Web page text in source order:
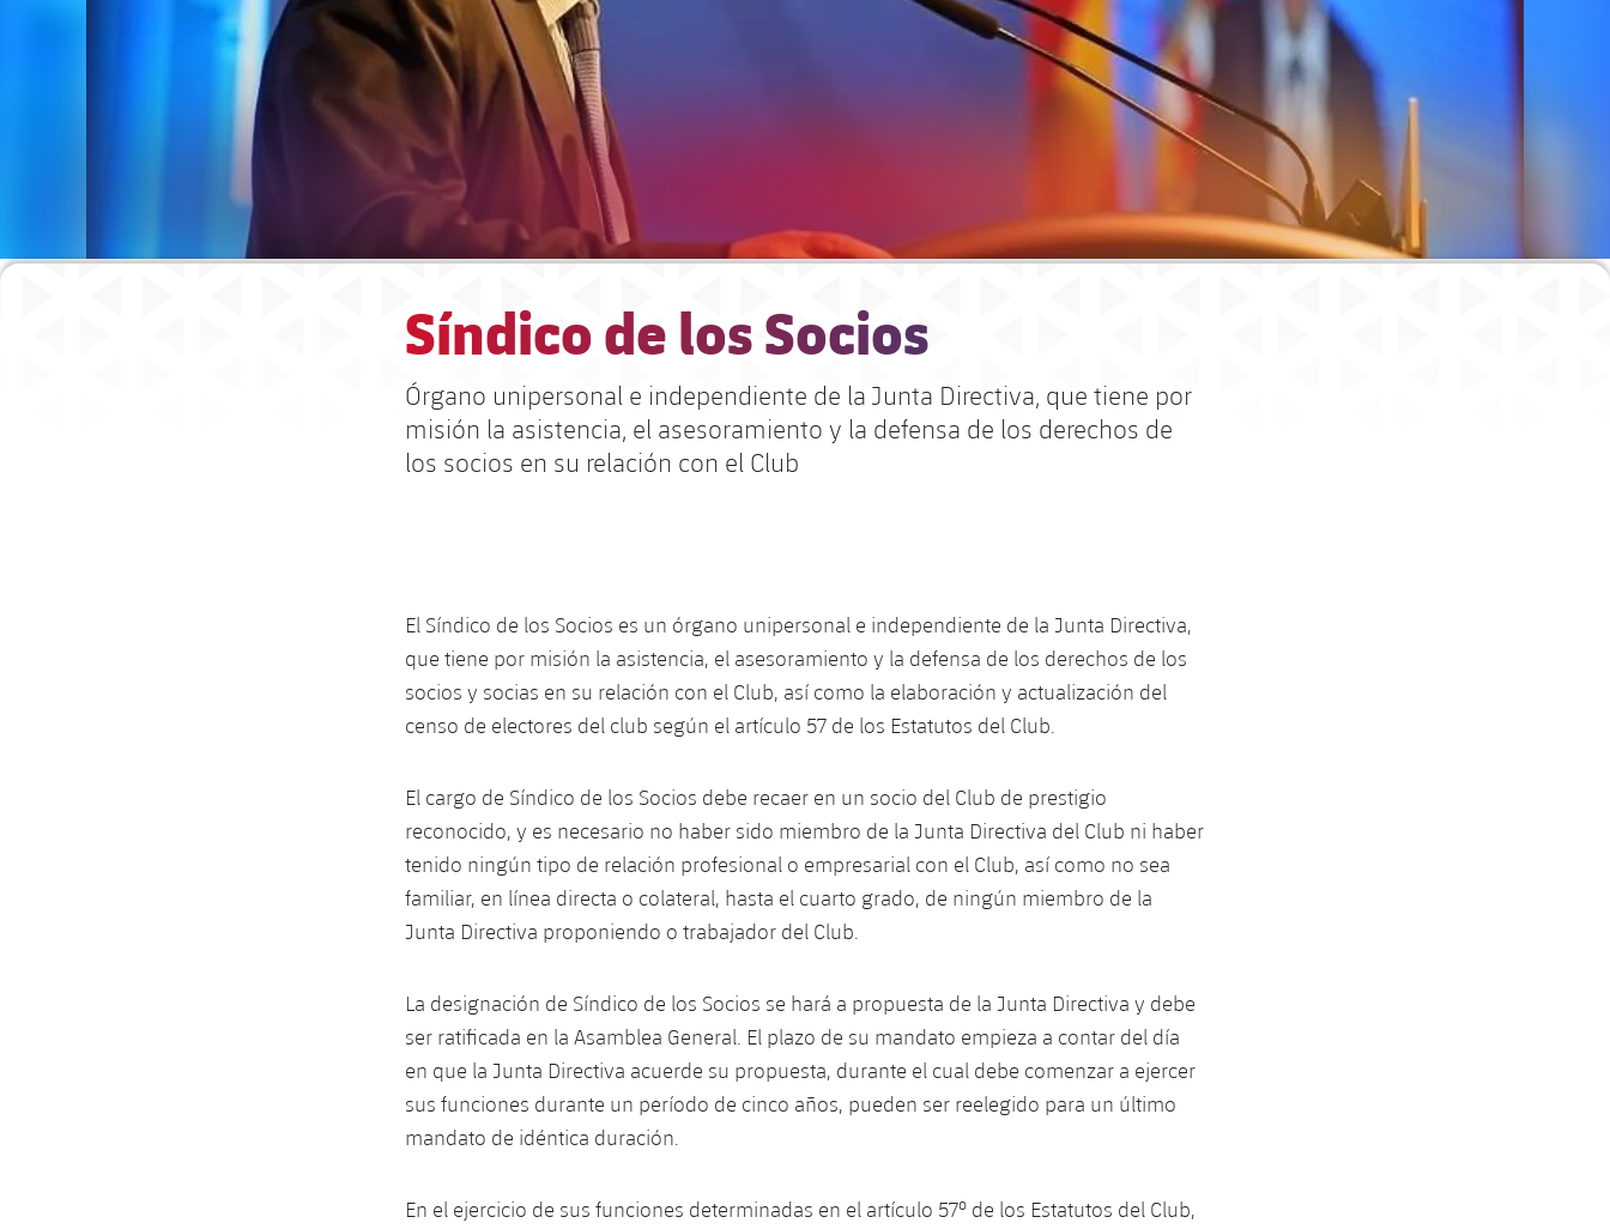
Síndico de los Socios
Órgano unipersonal e independiente de la Junta Directiva, que tiene por
misión la asistencia, el asesoramiento y la defensa de los derechos de
los socios en su relación con el Club
El Síndico de los Socios es un órgano unipersonal e independiente de la Junta Directiva,
que tiene por misión la asistencia, el asesoramiento y la defensa de los derechos de los
socios y socias en su relación con el Club, así como la elaboración y actualización del
censo de electores del club según el artículo 57 de los Estatutos del Club.
El cargo de Síndico de los Socios debe recaer en un socio del Club de prestigio
reconocido, y es necesario no haber sido miembro de la Junta Directiva del Club ni haber
tenido ningún tipo de relación profesional o empresarial con el Club, así como no sea
familiar, en línea directa o colateral, hasta el cuarto grado, de ningún miembro de la
Junta Directiva proponiendo o trabajador del Club.
La designación de Síndico de los Socios se hará a propuesta de la Junta Directiva y debe
ser ratificada en la Asamblea General. El plazo de su mandato empieza a contar del día
en que la Junta Directiva acuerde su propuesta, durante el cual debe comenzar a ejercer
sus funciones durante un período de cinco años, pueden ser reelegido para un último
mandato de idéntica duración.
En el ejercicio de sus funciones determinadas en el artículo 57º de los Estatutos del Club,